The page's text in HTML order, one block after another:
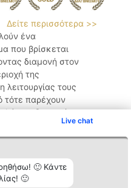
Live chat
🙂 Κάντε
🙂
Δείτε περισσότερα >>
ένα
που βρίσκεται
διαμονή στον
της
τους
τότε παρέχουν
λύσεις διαμονής, ...